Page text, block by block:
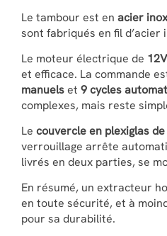
Le tambour est en acier
sont fabriqués en fil
Le moteur électrique de
et efficace. La commande
manuelset 9 cycles
complexes, mais reste
Le couvercle en plexiglas de
verrouillage arrête
livrés en deux parties, se
En résumé, un extracteur
en toute sécurité, et à
pour sa durabilité.